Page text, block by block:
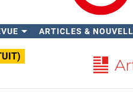
ARTICLES &